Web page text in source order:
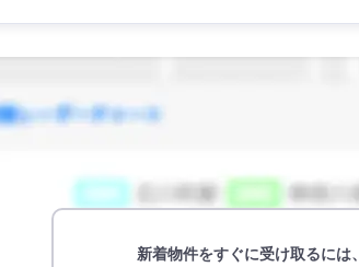
新着物件をすぐに受け取るには、